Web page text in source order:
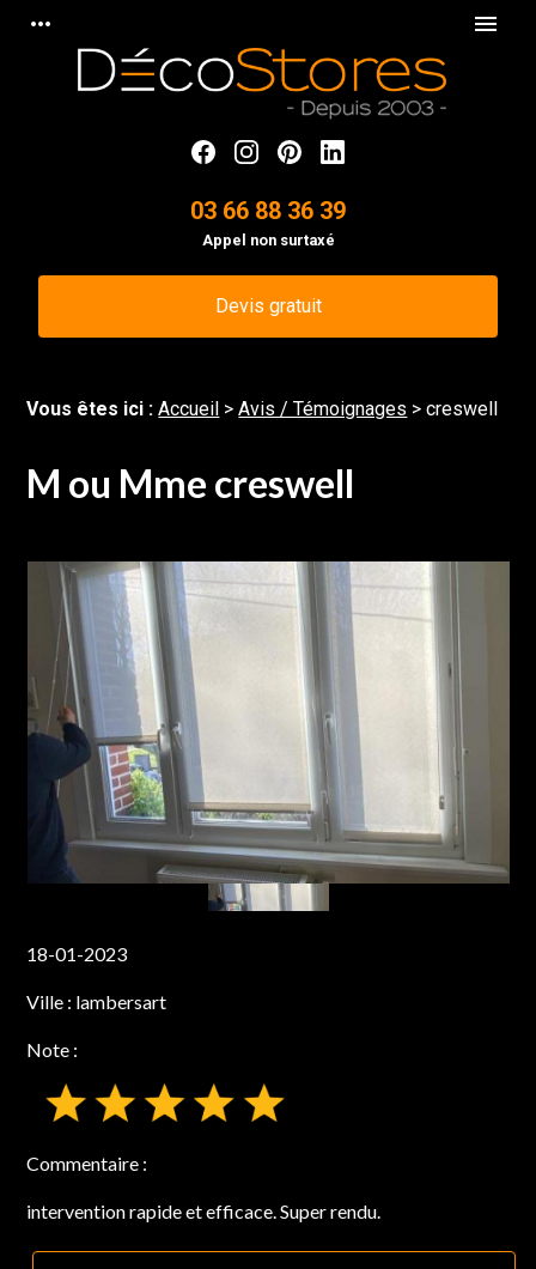
more_horiz menu
03 66 88 36 39
Appel non surtaxé
Devis gratuit
Vous êtes ici :Accueil >Avis / Témoignages >creswell
M ou Mme creswell
18-01-2023
Ville : lambersart
Note :
Commentaire :
intervention rapide et efficace. Super rendu.